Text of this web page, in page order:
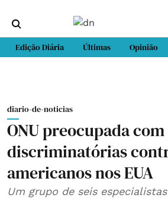
Edição Diária Últimas Opinião
diario-de-noticias
ONU preocupada
discriminatórias
americanos nos EUA
Um grupo de seis